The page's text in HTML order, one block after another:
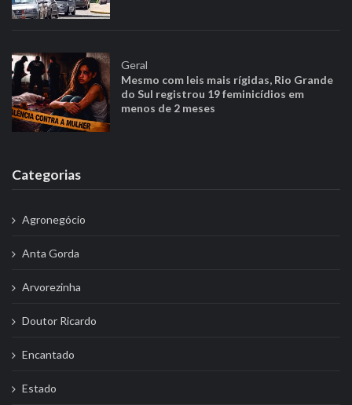
Geral
Mesmo com leis mais rígidas, Rio Grande
do Sul registrou 19 feminicídios em
menos de 2 meses
Categorias
Agronegócio
Anta Gorda
Arvorezinha
Doutor Ricardo
Encantado
Estado